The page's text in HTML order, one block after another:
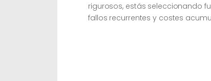
rigurosos, estás seleccionando
fallos recurrentes y costes